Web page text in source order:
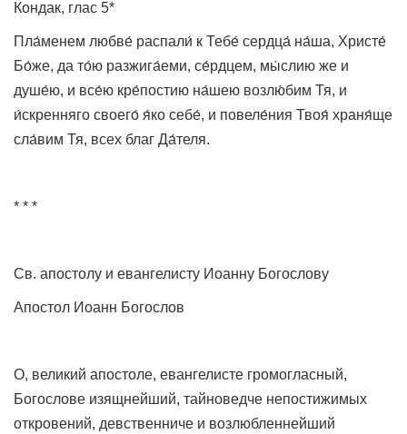
Кондак, глас 5*
Пла́менем любве́ распали́ к Тебе́ сердца́ на́ша, Христе́
Бо́же, да то́ю разжига́еми, се́рдцем, мы́слию же и
душе́ю, и все́ю кре́постию на́шею возлю́бим Тя, и
и́скренняго своего́ я́ко себе́, и повеле́ния Твоя́ храня́ще
сла́вим Тя, всех благ Да́теля.
* * *
Св. апостолу и евангелисту Иоанну Богослову
Апостол Иоанн Богослов
О, великий апостоле, евангелисте громогласный,
Богослове изящнейший, тайноведче непостижимых
откровений, девственниче и возлюбленнейший